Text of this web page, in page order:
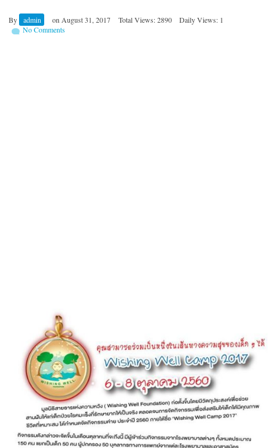
By admin on August 31, 2017 Total Views: 2890
Daily Views: 1
No Comments